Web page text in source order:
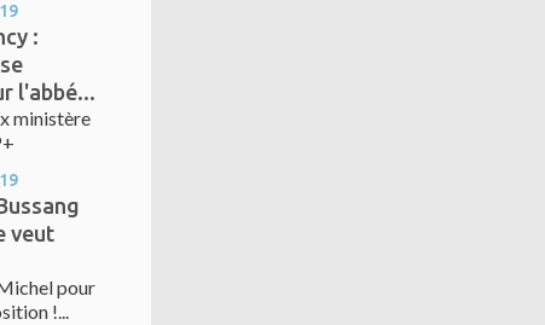
:
l'abbé...
ministère
veut
pour
!...